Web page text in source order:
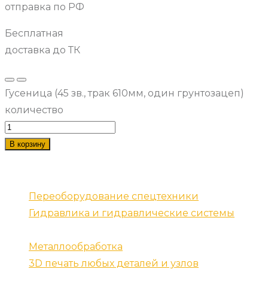
отправка по РФ
Бесплатная
доставка до ТК
Гусеница (45 зв., трак 610мм, один грунтозацеп)
количество
В корзину
Переоборудование спецтехники
Гидравлика и гидравлические системы
Металлообработка
3D печать любых деталей и узлов